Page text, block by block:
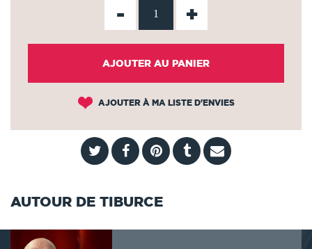
- +
AJOUTER AU PANIER
AJOUTER À MA LISTE D'ENVIES
AUTOUR DE TIBURCE